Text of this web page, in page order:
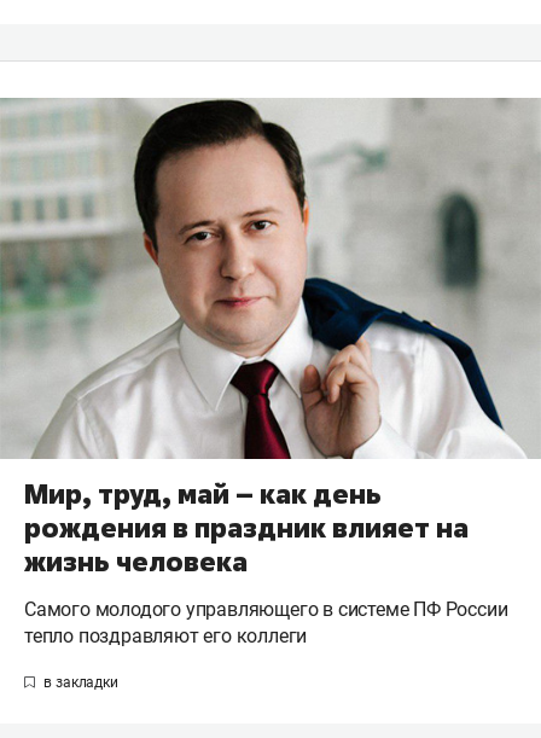
Мир, труд, май – как день
рождения в праздник влияет на
жизнь человека
Самого молодого управляющего в системе ПФ России
тепло поздравляют его коллеги